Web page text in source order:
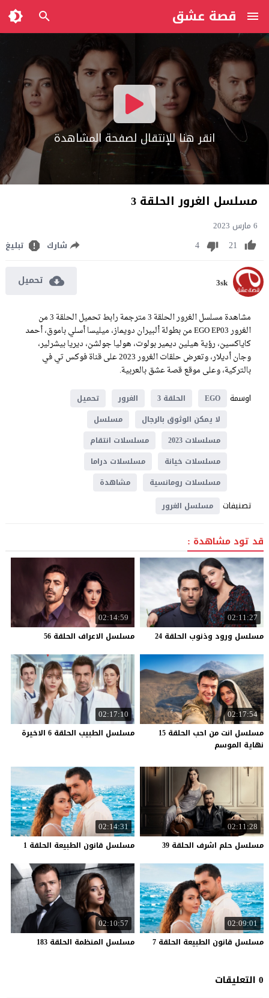
قصة عشق
انقر هنا للإنتقال لصفحة المشاهدة
مسلسل الغرور الحلقة 3
6 مارس 2023
21
4 شارك تبليغ
3sk تحميل
مشاهدة مسلسل الغرور الحلقة 3 مترجمة رابط تحميل الحلقة 3 من
الغرور EGO EP03 من بطولة ألبيران دويماز، ميليسا أسلي باموق، أحمد
كاياكسين، رؤية هيلين ديمير بولوت، هوليا جولشن، ديريا بيشرلير،
وجان أديلار، وتعرض حلقات الغرور 2023 على قناة فوكس تي في
بالتركية، وعلى موقع قصة عشق بالعربية.
اوسمة
EGO الحلقة 3 الغرور
تحميل
لا يمكن الوثوق بالرجال
مسلسل
مسلسلات 2023
مسلسلات انتقام
مسلسلات خيانة
مسلسلات دراما
مسلسلات رومانسية
مشاهدة
تصنيفات مسلسل الغرور
قد تود مشاهدة :
02:11:27
مسلسل ورود وذنوب الحلقة 24
02:14:59
مسلسل الاعراف الحلقة 56
02:17:54
مسلسل انت من احب الحلقة 15
نهاية الموسم
02:17:10
مسلسل الطبيب الحلقة 6 الاخيرة
02:11:28
مسلسل حلم اشرف الحلقة 39
02:14:31
مسلسل قانون الطبيعة الحلقة 1
02:09:01
مسلسل قانون الطبيعة الحلقة 7
02:10:57
مسلسل المنظمة الحلقة 183
0 التعليقات